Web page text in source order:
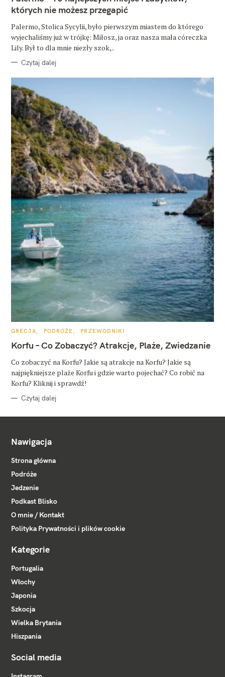
O
R
których nie możesz przegapić
Palermo, Stolica Sycylii, było pierwszym miastem do którego
wyjechaliśmy już w trójkę: Miłosz, ja oraz nasza mała córeczka
Lily. Był to dla mnie niezły szok,..
Czytaj dalej
K
T
E
O
R
I
GRECJA PODRÓŻE PRZEWODNIKI
Korfu – Co Zobaczyć? Atrakcje, Plaże, Zwiedzanie
Co zobaczyć na Korfu? Jakie są atrakcje na Korfu? Jakie są
najpiękniejsze plaże Korfu i gdzie warto pojechać? Co robić na
Korfu? Kliknij i sprawdź!
Czytaj dalej
Nawigacja
Strona główna
Podróże
Jedzenie
Podkast Blisko
O mnie / Kontakt
Polityka Prywatności i plików cookie
Kategorie
Portugalia
Włochy
Japonia
Szkocja
Wielka Brytania
Hiszpania
Social media